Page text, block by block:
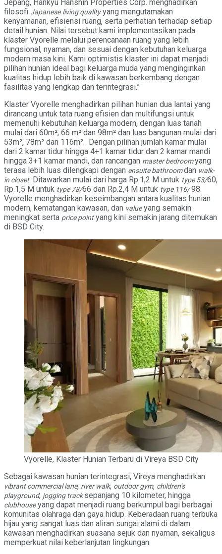
Jepang, Hankyu Hanshin Properties Corp. menghadirkan
filosofi Japanese living qualityyang mengutamakan
kenyamanan, efisiensi ruang, serta perhatian terhadap setiap
detail hunian. Nilai tersebut kami implementasikan pada
klaster Vyorelle melalui perencanaan ruang yang lebih
fungsional, nyaman, dan sesuai dengan kebutuhan keluarga
modern masa kini. Kami optimistis klaster ini dapat menjadi
pilihan hunian ideal bagi keluarga muda yang menginginkan
kualitas hidup lebih baik di kawasan berkembang dengan
fasilitas yang lengkap dan terintegrasi.”
Klaster Vyorelle menghadirkan pilihan hunian dua lantai yang
dirancang untuk tata ruang efisien dan multifungsi untuk
memenuhi kebutuhan keluarga modern, dengan luas tanah
mulai dari 60m², 66 m² dan 98m² dan luas bangunan mulai dari
53m², 78m² dan 116m². Dengan pilihan jumlah kamar mulai
dari 2 kamar tidur hingga 4+1 kamar tidur dan 2 kamar mandi
hingga 3+1 kamar mandi, dan rancangan master bedroomyang
terasa lebih luas dilengkapi dengan ensuite bathroomdan walk-
in closet. Ditawarkan mulai dari harga Rp.1,2 M untuk type 53/60,
Rp.1,5 M untuk type 78/66 dan Rp.2,4 M untuk type 116/98.
Vyorelle menghadirkan keseimbangan antara kualitas hunian
modern, kematangan kawasan, dan valueyang semakin
meningkat serta price pointyang kini semakin jarang ditemukan
di BSD City.
Vyorelle, Klaster Hunian Terbaru di Vireya BSD City
Sebagai kawasan hunian terintegrasi, Vireya menghadirkan
vibrant commercial lane, river walk, outdoor gym, children’s
playground, jogging tracksepanjang 10 kilometer, hingga
clubhouseyang dapat menjadi ruang berkumpul bagi berbagai
komunitas olahraga dan gaya hidup. Keberadaan ruang terbuka
hijau yang sangat luas dan aliran sungai alami di dalam
kawasan menghadirkan suasana sejuk dan nyaman, sekaligus
memperkuat nilai keberlanjutan lingkungan.